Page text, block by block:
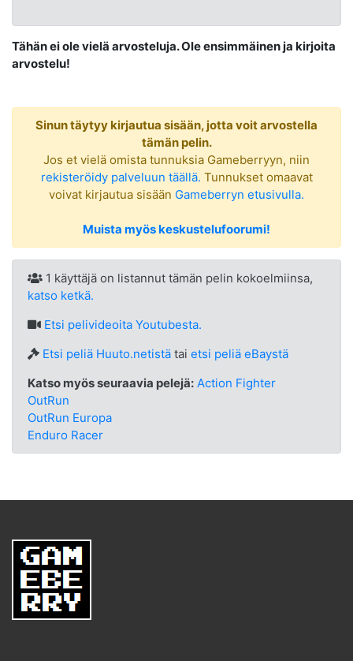
Tähän ei ole vielä arvosteluja. Ole ensimmäinen ja kirjoita
arvostelu!
Sinun täytyy kirjautua sisään, jotta voit arvostella
tämän pelin.
Jos et vielä omista tunnuksia Gameberryyn, niin
rekisteröidy palveluun täällä. Tunnukset omaavat
voivat kirjautua sisään Gameberryn etusivulla.
Muista myös keskustelufoorumi!
1 käyttäjä on listannut tämän pelin kokoelmiinsa,
katso ketkä.
Etsi pelivideoita Youtubesta.
Etsi peliä Huuto.netistätai etsi peliä eBaystä
Katso myös seuraavia pelejä: Action Fighter
OutRun
OutRun Europa
Enduro Racer